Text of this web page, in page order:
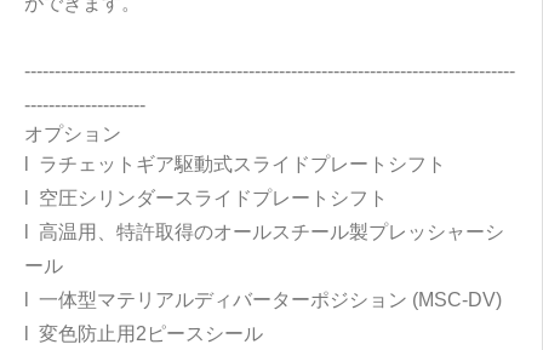
---------------------------------------------------------------------------------
--------------------
オプション
l ラチェットギア駆動式スライドプレートシフト
l 空圧シリンダースライドプレートシフト
l 高温用、特許取得のオールスチール製プレッシャーシ
ール
l 一体型マテリアルディバーターポジション (MSC-DV)
l 変色防止用2ピースシール